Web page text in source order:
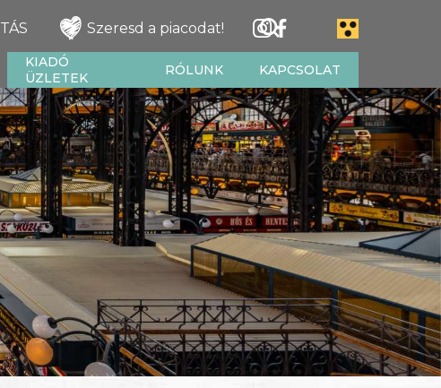
Szeresd a piacodat!
KIADÓ
ÜZLETEK
RÓLUNK KAPCSOLAT